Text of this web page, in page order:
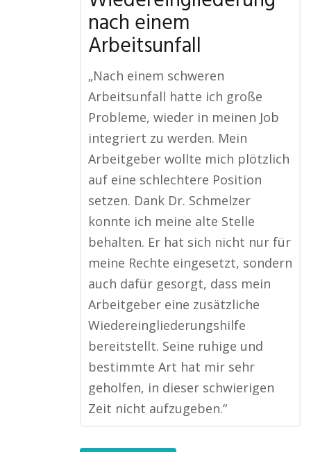
nach einem
Arbeitsunfall
„Nach einem schweren
Arbeitsunfall hatte ich große
Probleme, wieder in meinen Job
integriert zu werden. Mein
Arbeitgeber wollte mich plötzlich
auf eine schlechtere Position
setzen. Dank Dr. Schmelzer
konnte ich meine alte Stelle
behalten. Er hat sich nicht nur für
meine Rechte eingesetzt, sondern
auch dafür gesorgt, dass mein
Arbeitgeber eine zusätzliche
Wiedereingliederungshilfe
bereitstellt. Seine ruhige und
bestimmte Art hat mir sehr
geholfen, in dieser schwierigen
Zeit nicht aufzugeben.“